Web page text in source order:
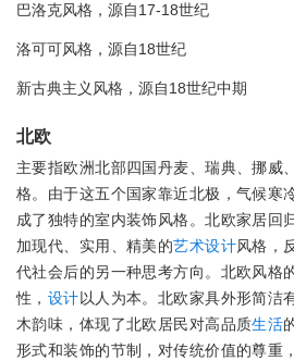
巴洛克风格，源自17-18世纪
洛可可风格，源自18世纪
新古典主义风格，源自18世纪中期
北欧
主要指欧洲北部四国丹麦、瑞典、挪威
格。由于这五个国家靠近北极，气候寒
成了独特的室内装饰风格。北欧家居回
加现代、实用、精美的艺术设计风格，
代社会后的另一种思考方向。北欧风格
性， 设计以人为本。北欧家具外形简洁
木韵味，体现了北欧居民对高品质生活
形式和装饰的节制，对传统价值的尊重